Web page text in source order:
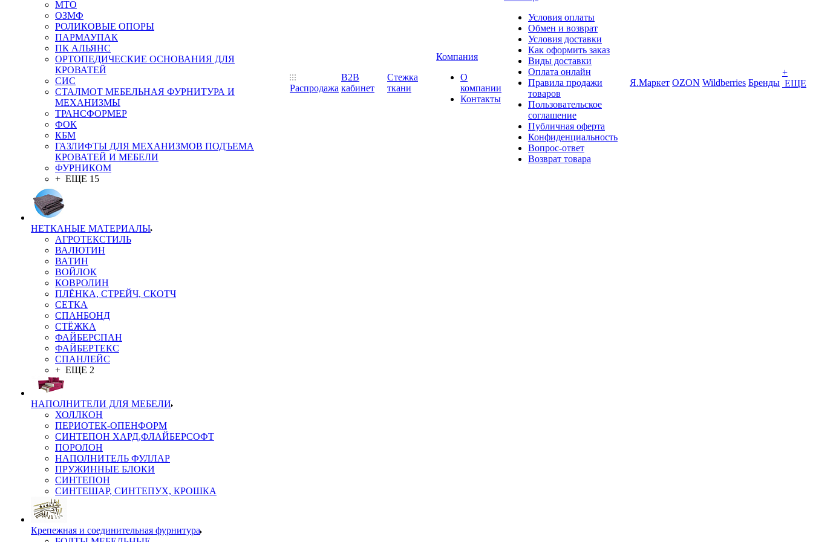
MTO
ОЗМФ
РОЛИКОВЫЕ ОПОРЫ
ПАРМАУПАК
ПК АЛЬЯНС
ОРТОПЕДИЧЕСКИЕ ОСНОВАНИЯ ДЛЯ
КРОВАТЕЙ
СИС
СТАЛМОТ МЕБЕЛЬНАЯ ФУРНИТУРА И
МЕХАНИЗМЫ
ТРАНСФОРМЕР
ФОК
КБМ
ГАЗЛИФТЫ ДЛЯ МЕХАНИЗМОВ ПОДЪЕМА
КРОВАТЕЙ И МЕБЕЛИ
ФУРНИКОМ
+ ЕЩЕ 15
НЕТКАНЫЕ МАТЕРИАЛЫ
АГРОТЕКСТИЛЬ
ВАЛЮТИН
ВАТИН
ВОЙЛОК
КОВРОЛИН
ПЛЁНКА, СТРЕЙЧ, СКОТЧ
СЕТКА
СПАНБОНД
СТЁЖКА
ФАЙБЕРСПАН
ФАЙБЕРТЕКС
СПАНЛЕЙС
+ ЕЩЕ 2
НАПОЛНИТЕЛИ ДЛЯ МЕБЕЛИ
ХОЛЛКОН
ПЕРИОТЕК-ОПЕНФОРМ
СИНТЕПОН ХАРД,ФЛАЙБЕРСОФТ
ПОРОЛОН
НАПОЛНИТЕЛЬ ФУЛЛАР
ПРУЖИННЫЕ БЛОКИ
СИНТЕПОН
СИНТЕШАР, СИНТЕПУХ, КРОШКА
Крепежная и соединительная фурнитура
Распродажа
B2B
кабинет
Стежка
ткани
Компания
О
компании
Контакты
Условия оплаты
Обмен и возврат
Условия доставки
Как оформить заказ
Виды доставки
Оплата онлайн
Правила продажи
товаров
Пользовательское
соглашение
Публичная оферта
Конфиденциальность
Вопрос-ответ
Возврат товара
Я.Маркет OZON Wildberries Бренды
+
ЕЩЕ